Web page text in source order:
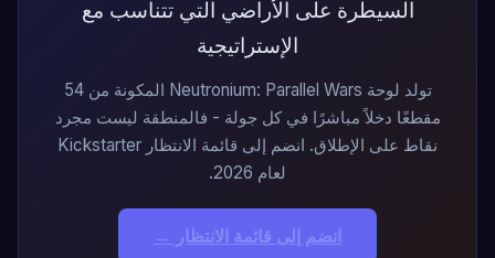
السيطرة على الأراضي التي تتناسب مع
الإستراتيجية
تولد لوحة Neutronium: Parallel Wars المكونة من 54
مقطعًا دخلاً مباشرًا في كل جولة - فالمنطقة ليست مجرد
نقاط على الإطلاق. انضم إلى قائمة الانتظار Kickstarter
لعام 2026.
انضم إلى قائمة الانتظار →